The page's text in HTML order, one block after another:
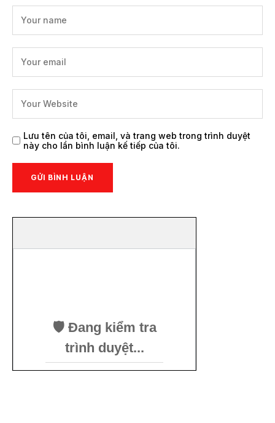
Lưu tên của tôi, email, và trang web trong trình duyệt
này cho lần bình luận kế tiếp của tôi.